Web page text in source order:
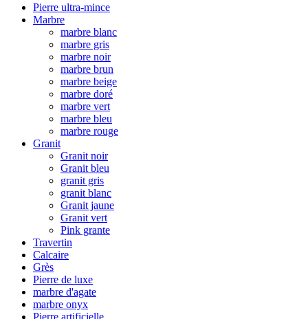
Pierre ultra-mince
Marbre
marbre blanc
marbre gris
marbre noir
marbre brun
marbre beige
marbre doré
marbre vert
marbre bleu
marbre rouge
Granit
Granit noir
Granit bleu
granit gris
granit blanc
Granit jaune
Granit vert
Pink grante
Travertin
Calcaire
Grès
Pierre de luxe
marbre d'agate
marbre onyx
Pierre artificielle